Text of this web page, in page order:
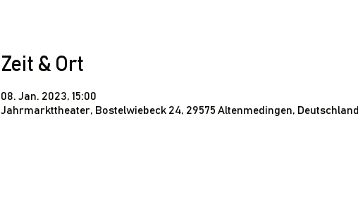
Zeit & Ort
08. Jan. 2023, 15:00
Jahrmarkttheater, Bostelwiebeck 24, 29575 Altenmedingen, Deutschland